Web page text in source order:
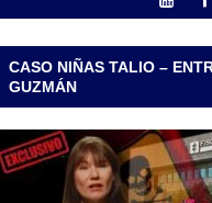
CASO NIÑAS TALIO –
GUZMÁN